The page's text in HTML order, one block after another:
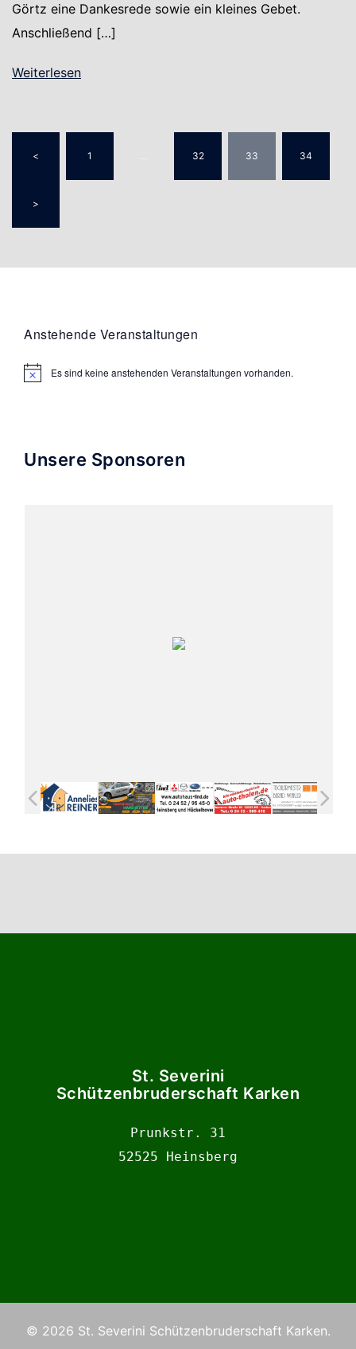
Görtz eine Dankesrede sowie ein kleines Gebet.
Anschließend […]
Weiterlesen
der
Beiträge
< 1 … 32 33 34
>
Anstehende Veranstaltungen
HinweisEs sind keine anstehenden Veranstaltungen vorhanden.
Unsere Sponsoren
St. Severini
Schützenbruderschaft Karken
Prunkstr. 31
52525 Heinsberg
© 2026 St. Severini Schützenbruderschaft Karken.